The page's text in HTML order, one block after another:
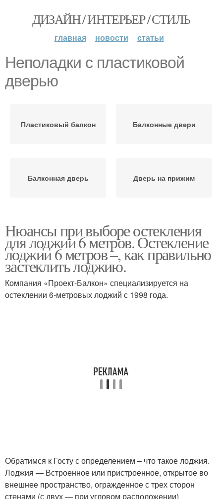
ДИЗАЙН / ИНТЕРЬЕР / СТИЛЬ
главная новости статьи
Неполадки с пластиковой
дверью
Пластиковый балкон Балконные двери
Балконная дверь Дверь на прижим
Нюансы при выборе остекления
для лоджии 6 метров. Остекление
лоджии 6 метров –, как правильно
застеклить лоджию.
Компания «Проект-Балкон» специализируется на
остеклении 6-метровых лоджий с 1998 года.
Обратимся к Госту с определением – что такое лоджия.
Лоджия — Встроенное или пристроенное, открытое во
внешнее пространство, огражденное с трех сторон
стенами (с двух — при угловом расположении)